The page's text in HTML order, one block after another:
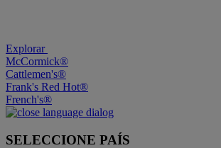
Explorar
McCormick®
Cattlemen's®
Frank's Red Hot®
French's®
SELECCIONE PAÍS